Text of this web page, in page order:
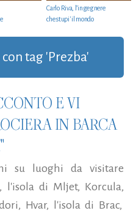
Carlo Riva, l’ingegnere
che stupi' il mondo
tag 'Prezba'
E VI
IN BARCA
su luoghi da visitare
l'isola di Mljet, Korcula,
Hvar, l'isola di Brac,